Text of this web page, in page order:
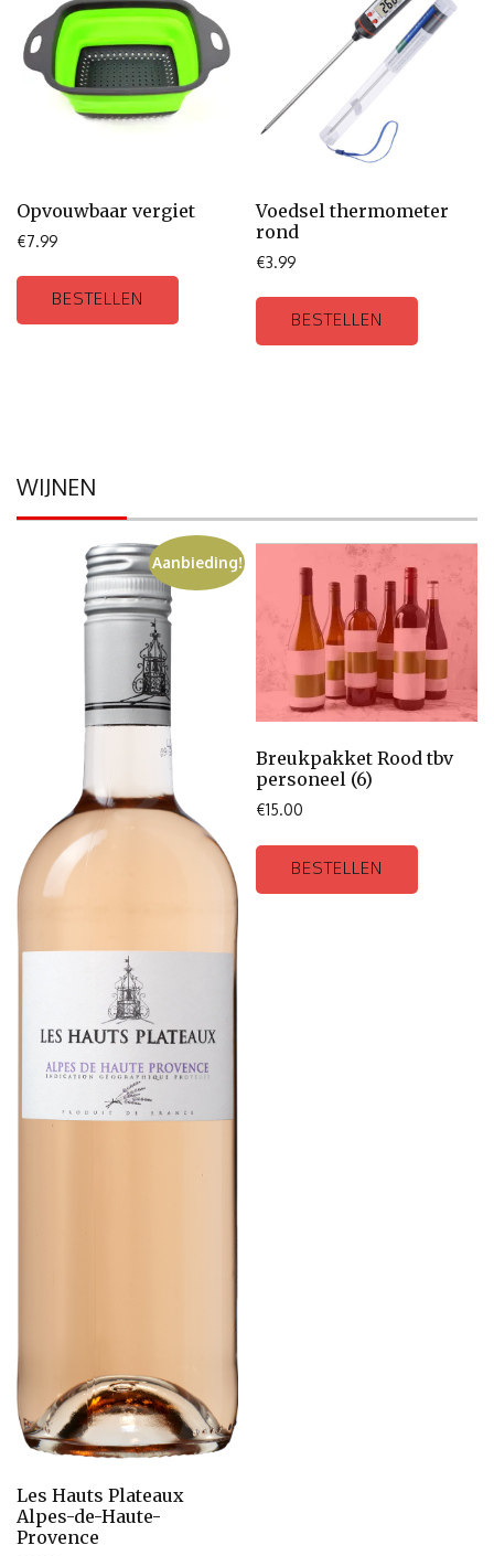
Opvouwbaar vergiet
€7.99
BESTELLEN
Voedsel thermometer
rond
€3.99
BESTELLEN
WIJNEN
Aanbieding!
Les Hauts Plateaux
Alpes-de-Haute-
Provence
Breukpakket Rood tbv
personeel (6)
€15.00
BESTELLEN